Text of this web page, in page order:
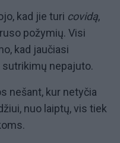
kad jie turi covidą,
požymių. Visi
kad jaučiasi
sutrikimų nepajuto.
nešant, kur netyčia
nuo laiptų, vis tiek